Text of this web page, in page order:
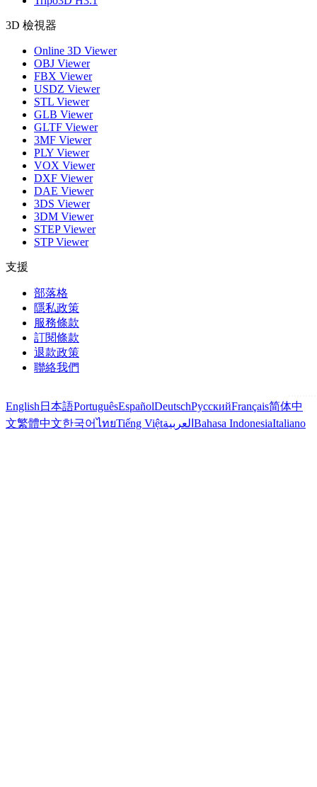
3D 檢視器
Online 3D Viewer
OBJ Viewer
FBX Viewer
USDZ Viewer
STL Viewer
GLB Viewer
GLTF Viewer
3MF Viewer
PLY Viewer
VOX Viewer
DXF Viewer
DAE Viewer
3DS Viewer
3DM Viewer
STEP Viewer
STP Viewer
支援
部落格
隱私政策
服務條款
訂閱條款
退款政策
聯絡我們
English 日本語PortuguêsEspañolDeutschРусскийFrançais简体中
文繁體中文한국어ไทยTiếng Việtالعربية Bahasa IndonesiaItaliano